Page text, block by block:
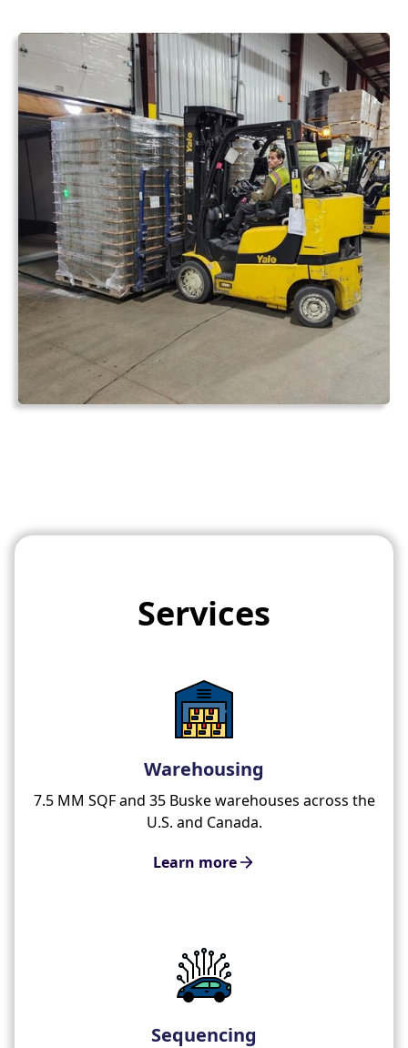
Services
Warehousing
7.5 MM SQF and 35 Buske warehouses across the
U.S. and Canada.
Learn more
Sequencing